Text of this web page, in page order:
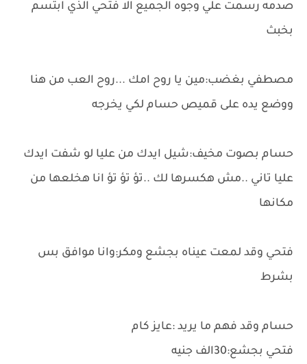
صدمه رسمت علي وجوه الجميع الا فتحي الذي ابتسم
بخبث
مصطفي بغضب:مين يا روح امك ...روح العب من هنا
ووضع يده على قميص حسام لكي يخرجه
حسام بصوت مخيف:شيل ايدك من عليا لو شفت ايدك
عليا تاني ..مش هكسرها لك ..تؤ تؤ تؤ انا هخلعها من
مكانها
فتحي وقد لمعت عيناه بجشع ومكر:وانا موافق بس
بشرط
حسام وقد فهم ما يريد :عايز كام
فتحي بجشع:30الف جنيه